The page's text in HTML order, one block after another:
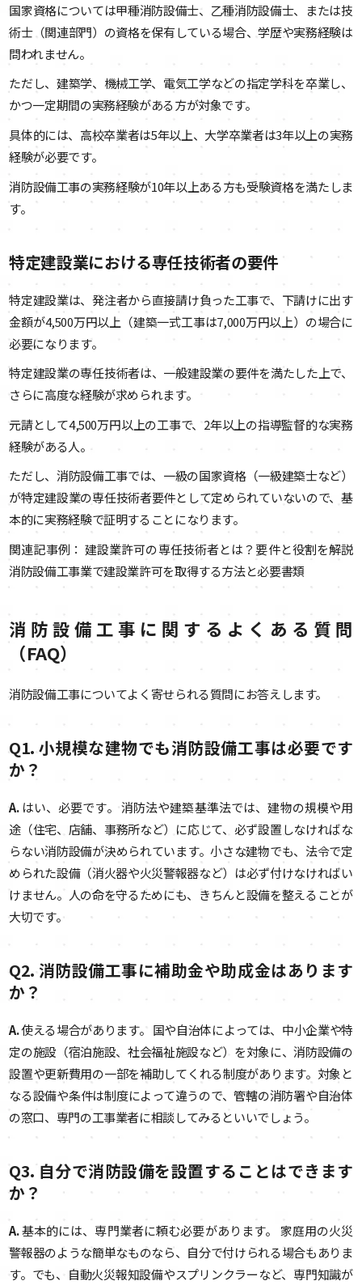
国家資格については甲種消防設備士、乙種消防設備士、または技
術士（関連部門）の資格を保有している場合、学歴や実務経験は
問われません。
ただし、建築学、機械工学、電気工学などの指定学科を卒業し、
かつ一定期間の実務経験がある方が対象です。
具体的には、高校卒業者は5年以上、大学卒業者は3年以上の実務
経験が必要です。
消防設備工事の実務経験が10年以上ある方も受験資格を満たしま
す。
特定建設業における専任技術者の要件
特定建設業は、発注者から直接請け負った工事で、下請けに出す
金額が4,500万円以上（建築一式工事は7,000万円以上）の場合に
必要になります。
特定建設業の専任技術者は、一般建設業の要件を満たした上で、
さらに高度な経験が求められます。
元請として4,500万円以上の工事で、2年以上の指導監督的な実務
経験がある人。
ただし、消防設備工事では、一級の国家資格（一級建築士など）
が特定建設業の専任技術者要件として定められていないので、基
本的に実務経験で証明することになります。
関連記事例： 建設業許可の専任技術者とは？要件と役割を解説
消防設備工事業で建設業許可を取得する方法と必要書類
消防設備工事に関するよくある質問
（FAQ）
消防設備工事についてよく寄せられる質問にお答えします。
Q1. 小規模な建物でも消防設備工事は必要です
か？
A.はい、必要です。 消防法や建築基準法では、建物の規模や用
途（住宅、店舗、事務所など）に応じて、必ず設置しなければな
らない消防設備が決められています。小さな建物でも、法令で定
められた設備（消火器や火災警報器など）は必ず付けなければい
けません。人の命を守るためにも、きちんと設備を整えることが
大切です。
Q2. 消防設備工事に補助金や助成金はあります
か？
A.使える場合があります。 国や自治体によっては、中小企業や特
定の施設（宿泊施設、社会福祉施設など）を対象に、消防設備の
設置や更新費用の一部を補助してくれる制度があります。対象と
なる設備や条件は制度によって違うので、管轄の消防署や自治体
の窓口、専門の工事業者に相談してみるといいでしょう。
Q3. 自分で消防設備を設置することはできます
か？
A.基本的には、専門業者に頼む必要があります。 家庭用の火災
警報器のような簡単なものなら、自分で付けられる場合もありま
す。でも、自動火災報知設備やスプリンクラーなど、専門知識が